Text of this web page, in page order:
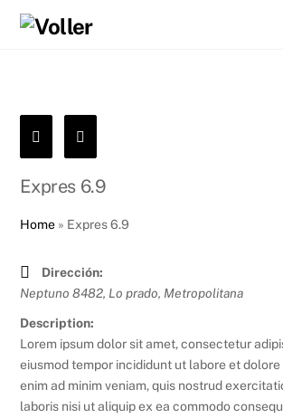
Skip
Expres 6.9
Home » Expres 6.9
Dirección:
Neptuno 8482, Lo prado, Metropolitana
Description:
Lorem ipsum dolor sit amet, consectetur
eiusmod tempor incididunt ut labore et
enim ad minim veniam, quis nostrud
laboris nisi ut aliquip ex ea commodo